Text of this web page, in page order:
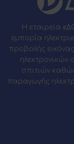
Η εταιρεία
εμπορία
προβολής
ηλεκτρονικών
σπιτιών
παραγωγής